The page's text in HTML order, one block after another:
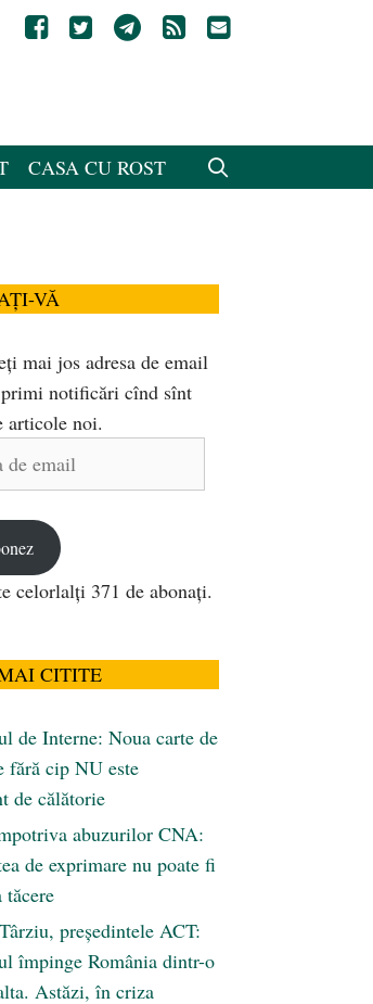
CASA CU ROST
VĂ
mai jos adresa de email
notificări cînd sînt
articole noi.
celorlalți 371 de abonați.
CITITE
de Interne: Noua carte de
fără cip NU este
de călătorie
abuzurilor CNA:
de exprimare nu poate fi
tăcere
președintele ACT:
împinge România dintr-o
Astăzi, în criza